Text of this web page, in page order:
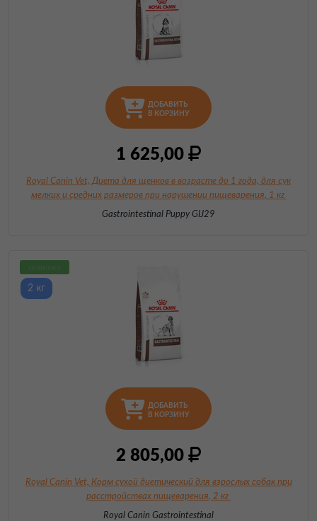
ДОБАВИТЬ
В КОРЗИНУ
1 625,00
Royal Canin Vet, Диета для щенков в возрасте до 1 года, для сук
мелких и среднихразмеров при нарушении пищеварения, 1 кг
Gastrointestinal Puppy GIJ29
ДОБАВИТЬ
В КОРЗИНУ
2 805,00
2 кг
Royal Canin Vet, Корм сухой диетический для взрослых собак при
расстройствах пищеварения, 2 кг
Royal Canin Gastrointestinal